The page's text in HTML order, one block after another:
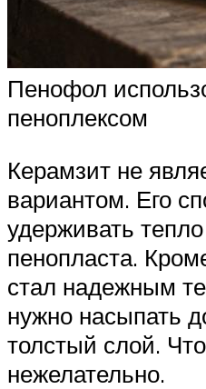
Пенофол
пеноплексом
Керамзит не
вариантом. Его
удерживать
пенопласта.
стал надежным
нужно насыпать
толстый слой.
нежелательно.